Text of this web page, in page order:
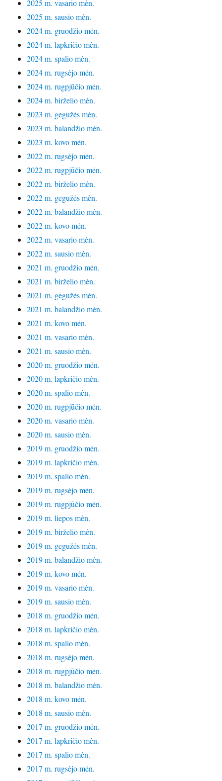
2025 m. vasario mėn.
2025 m. sausio mėn.
2024 m. gruodžio mėn.
2024 m. lapkričio mėn.
2024 m. spalio mėn.
2024 m. rugsėjo mėn.
2024 m. rugpjūčio mėn.
2024 m. birželio mėn.
2023 m. gegužės mėn.
2023 m. balandžio mėn.
2023 m. kovo mėn.
2022 m. rugsėjo mėn.
2022 m. rugpjūčio mėn.
2022 m. birželio mėn.
2022 m. gegužės mėn.
2022 m. balandžio mėn.
2022 m. kovo mėn.
2022 m. vasario mėn.
2022 m. sausio mėn.
2021 m. gruodžio mėn.
2021 m. birželio mėn.
2021 m. gegužės mėn.
2021 m. balandžio mėn.
2021 m. kovo mėn.
2021 m. vasario mėn.
2021 m. sausio mėn.
2020 m. gruodžio mėn.
2020 m. lapkričio mėn.
2020 m. spalio mėn.
2020 m. rugpjūčio mėn.
2020 m. vasario mėn.
2020 m. sausio mėn.
2019 m. gruodžio mėn.
2019 m. lapkričio mėn.
2019 m. spalio mėn.
2019 m. rugsėjo mėn.
2019 m. rugpjūčio mėn.
2019 m. liepos mėn.
2019 m. birželio mėn.
2019 m. gegužės mėn.
2019 m. balandžio mėn.
2019 m. kovo mėn.
2019 m. vasario mėn.
2019 m. sausio mėn.
2018 m. gruodžio mėn.
2018 m. lapkričio mėn.
2018 m. spalio mėn.
2018 m. rugsėjo mėn.
2018 m. rugpjūčio mėn.
2018 m. balandžio mėn.
2018 m. kovo mėn.
2018 m. sausio mėn.
2017 m. gruodžio mėn.
2017 m. lapkričio mėn.
2017 m. spalio mėn.
2017 m. rugsėjo mėn.